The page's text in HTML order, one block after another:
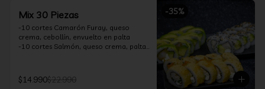
-35%
Mix 30 Piezas
-10 cortes Camarón Furay, queso
crema, cebollín, envuelto en palta
-10 cortes Salmón, queso crema, palta,
cebollín, frito en tempura
*Incluye 2 soya 30ml / 2 palitos / 1 salsa
$14.990$22.990